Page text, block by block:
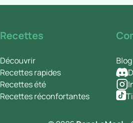
Recettes
Découvrir
Recettes rapides
Recettes été
Recettes réconfortantes
Blog